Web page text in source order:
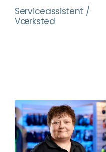
Serviceassistent /
Værksted